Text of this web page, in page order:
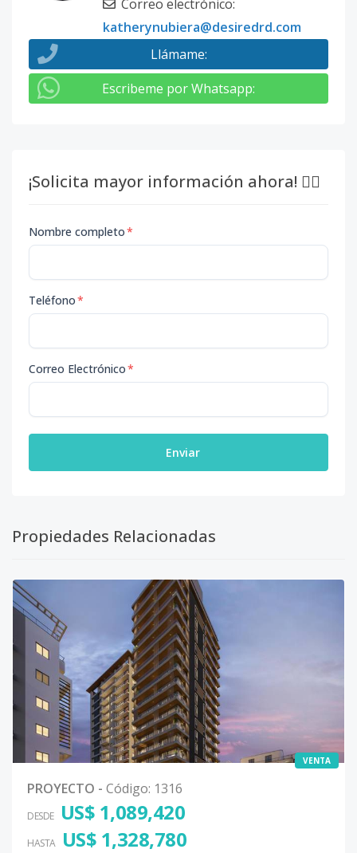
Correo electrónico:
katherynubiera@desiredrd.com
Llámame:
Escribeme por Whatsapp:
¡Solicita mayor información ahora! 👇🏽
Nombre completo*
Teléfono*
Correo Electrónico*
Enviar
Propiedades Relacionadas
VENTA
PROYECTO - Código: 1316
DESDE US$ 1,089,420
HASTA US$ 1,328,780